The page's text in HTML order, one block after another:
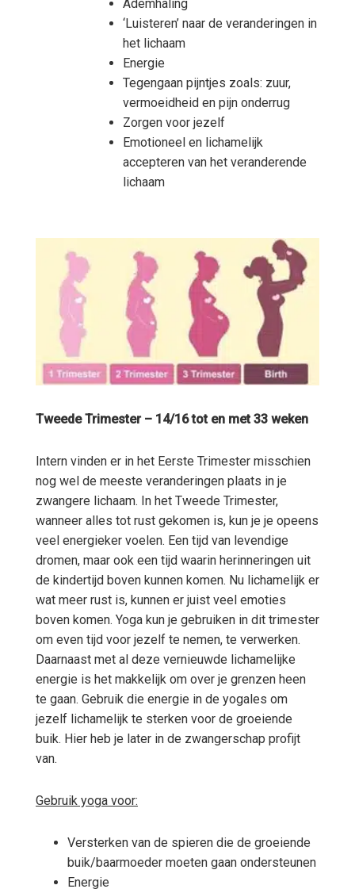
Ademhaling
‘Luisteren’ naar de veranderingen in
het lichaam
Energie
Tegengaan pijntjes zoals: zuur,
vermoeidheid en pijn onderrug
Zorgen voor jezelf
Emotioneel en lichamelijk
accepteren van het veranderende
lichaam
Tweede Trimester – 14/16 tot en met 33 weken
Intern vinden er in het Eerste Trimester misschien
nog wel de meeste veranderingen plaats in je
zwangere lichaam. In het Tweede Trimester,
wanneer alles tot rust gekomen is, kun je je opeens
veel energieker voelen. Een tijd van levendige
dromen, maar ook een tijd waarin herinneringen uit
de kindertijd boven kunnen komen. Nu lichamelijk er
wat meer rust is, kunnen er juist veel emoties
boven komen. Yoga kun je gebruiken in dit trimester
om even tijd voor jezelf te nemen, te verwerken.
Daarnaast met al deze vernieuwde lichamelijke
energie is het makkelijk om over je grenzen heen
te gaan. Gebruik die energie in de yogales om
jezelf lichamelijk te sterken voor de groeiende
buik. Hier heb je later in de zwangerschap profijt
van.
Gebruik yoga voor:
Versterken van de spieren die de groeiende
buik/baarmoeder moeten gaan ondersteunen
Energie